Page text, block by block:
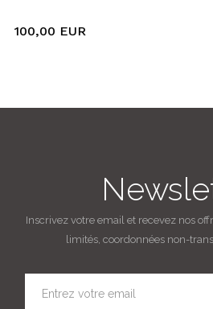
Inscrivez votre email et recevez nos
limités, coordonnées non-